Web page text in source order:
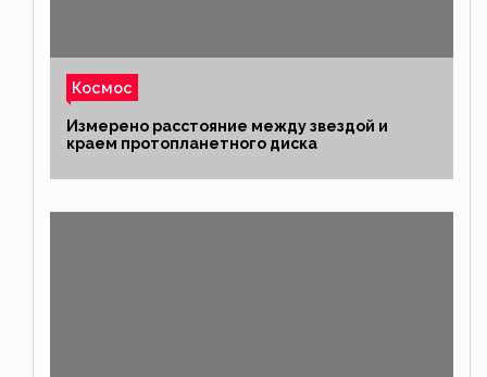
Космос
Измерено расстояние между звездой и
краем протопланетного диска